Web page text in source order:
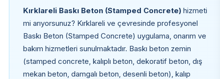
Kırklareli Baskı Beton (Stamped Concrete)hizmeti
mi arıyorsunuz? Kırklareli ve çevresinde profesyonel
Baskı Beton (Stamped Concrete) uygulama, onarım ve
bakım hizmetleri sunulmaktadır. Baskı beton zemin
(stamped concrete, kalıplı beton, dekoratif beton, dış
mekan beton, damgalı beton, desenli beton), kalıp